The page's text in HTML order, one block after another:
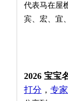
代表马在屋
宾、宏、宜
2026 宝宝
打分 ， 专